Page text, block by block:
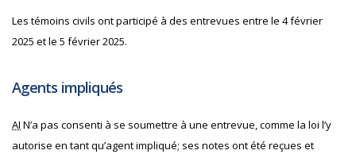
Les témoins civils ont participé à des entrevues entre le 4 février
2025 et le 5 février 2025.
Agents impliqués
AI N’a pas consenti à se soumettre à une entrevue, comme la loi l’y
autorise en tant qu’agent impliqué; ses notes ont été reçues et